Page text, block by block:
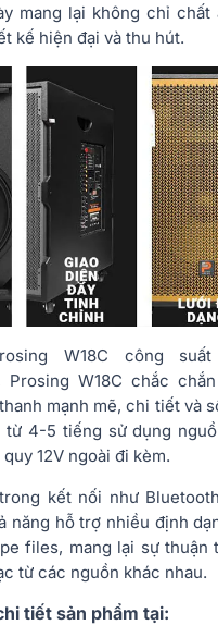
mang lại không chỉ
kế hiện đại và thu hút.
W18C công
Prosing W18C chắc
mạnh mẽ, chi tiết và
từ 4-5 tiếng sử dụng
12V ngoài đi kèm.
kết nối như
năng hỗ trợ nhiều định
files, mang lại sự
từ các nguồn khác nhau.
tiết sản phẩm tại: